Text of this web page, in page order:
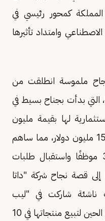
كمحور رئيسي في
الاصطناعي وامتداد تأثيرها
ملموسة انطلقت من
"ليب"، حيث تمكنت شركة Ejari، التي بدأت بجناح بسيط في
لها بقيمة مليون
دولار، تبعتها جولة أخرى بقيمة 15 مليون دولار، مما ساهم
في نمو فريقها إلى أكثر من 30 موظفًا واستقبال طلبات
مشيرًا إلى قصة نجاح شركة "داتا
ناشئة شاركت في "ليب
2022"، لكنها توسعت منذ ذلك الحين لتبيع منتجاتها في 10